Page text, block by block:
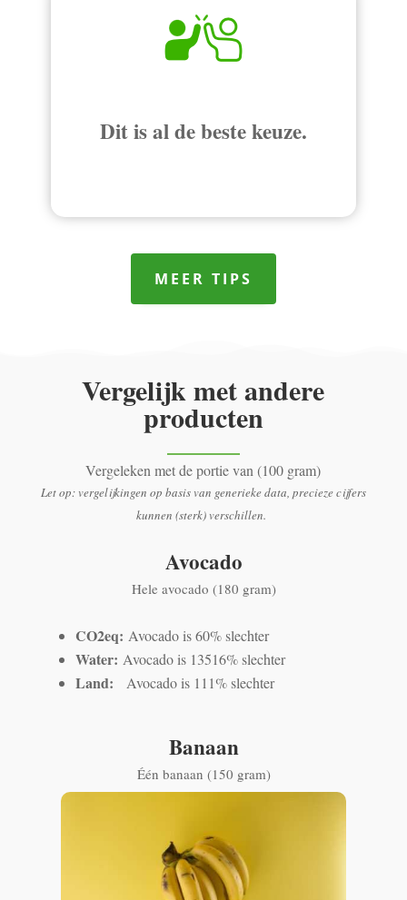
Dit is al de beste keuze.
MEER TIPS
Vergelijk met andere
producten
Vergeleken met de portie van (100 gram)
Let op: vergelijkingen op basis van generieke data, precieze cijfers
kunnen (sterk) verschillen.
Avocado
Hele avocado (180 gram)
CO2eq:Avocado is 60% slechter
Water:Avocado is 13516% slechter
Land:Avocado is 111% slechter
Banaan
Één banaan (150 gram)